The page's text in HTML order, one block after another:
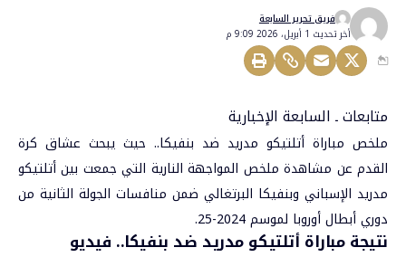
أخر تحديث 1 أبريل، 2026 9:09 م
فريق تحرير السابعة
متابعات ـ السابعة الإخبارية
ملخص مباراة أتلتيكو مدريد ضد بنفيكا.. حيث يبحث عشاق كرة
القدم عن مشاهدة ملخص المواجهة النارية التي جمعت بين أتلتيكو
مدريد الإسباني وبنفيكا البرتغالي ضمن منافسات الجولة الثانية من
دوري أبطال أوروبا لموسم 2024-25.
نتيجة مباراة أتلتيكو مدريد ضد بنفيكا.. فيديو